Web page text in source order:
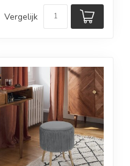
Vergelijk